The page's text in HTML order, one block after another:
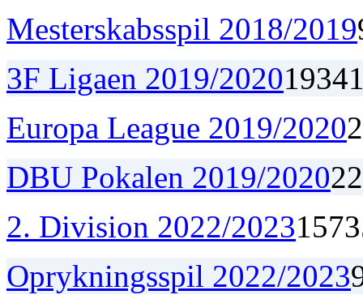
Mesterskabsspil 2018/2019
3F Ligaen 2019/20201934
Europa League 2019/20202
DBU Pokalen 2019/202022
2. Division 2022/20231573
Oprykningsspil 2022/2023